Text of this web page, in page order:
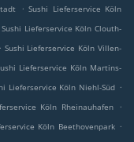
. Sushi Lieferservice Köln
Sushi Lieferservice Köln Clouth-
. Sushi Lieferservice Köln Villen-
Lieferservice Köln Martins-
Lieferservice Köln Niehl-Süd .
Köln Rheinauhafen
.
Köln Beethovenpark .